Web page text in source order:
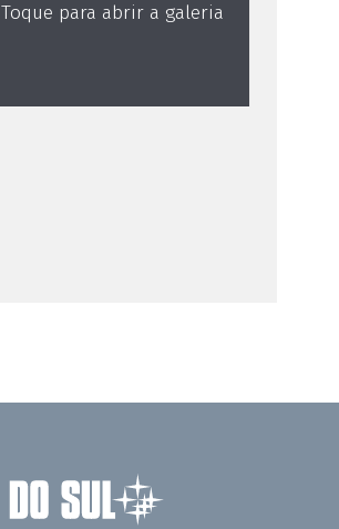
Toque para abrir a galeria